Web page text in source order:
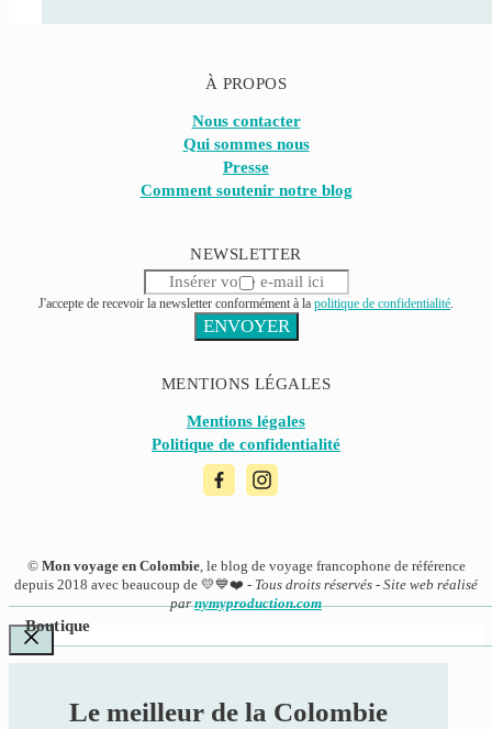
À PROPOS
Nous contacter
Qui sommes nous
Presse
Comment soutenir notre blog
NEWSLETTER
J'accepte de recevoir la newsletter conformément à la politique de confidentialité
ENVOYER
MENTIONS LÉGALES
Mentions légales
Politique de confidentialité
© Mon voyage en Colombie, le blog de voyage francophone de référence
depuis 2018 avec beaucoup de 💛💙❤️ - Tous droits réservés - Site web réalisé
parnymyproduction.com
FERMER
Boutique
Le meilleur de la Colombie